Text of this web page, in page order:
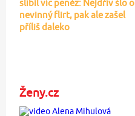
slíbil víc peněz: Nejdřív šlo o
nevinný flirt, pak ale zašel
příliš daleko
Ženy.cz